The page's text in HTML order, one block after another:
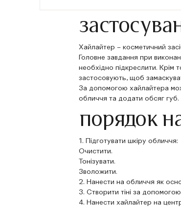
Хайлайтер – косметичний
Головне завдання при
необхідно підкреслити.
застосовують, щоб
За допомогою хайлайтера
обличчя та додати обсяг губ.
порядок
1. Підготувати шкіру обличчя:
Очистити.
Тонізувати.
Зволожити.
2. Нанести на обличчя як
3. Створити тіні за
4. Нанести хайлайтер на